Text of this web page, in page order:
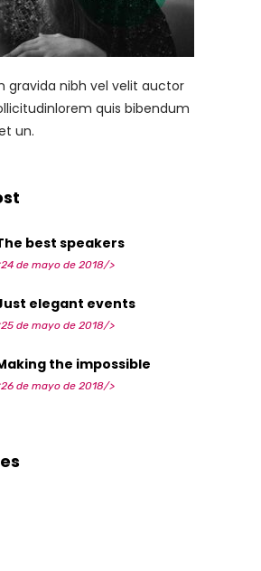
gravida nibh vel velit auctor
quis bibendum
un.
best speakers
de mayo de 2018/>
elegant events
de mayo de 2018/>
the impossible
de mayo de 2018/>